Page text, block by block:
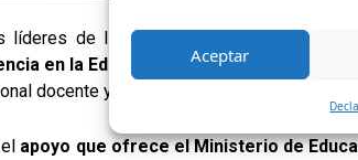
Aceptar
líderes de Infotep y a los visitantes
en la Educación Superior
. Lo que se
docente y administrativo de la Alma Máter.
apoyo que ofrece el Ministerio de